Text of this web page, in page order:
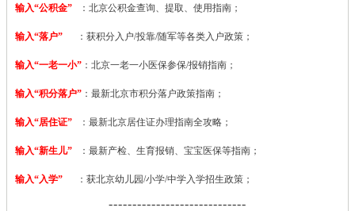
输入“公积金” ：北京公积金查询、提取、使用指南；
输入“落户” ：获积分入户/投靠/随军等各类入户政策；
输入“一老一小” ：北京一老一小医保参保/报销指南；
输入“积分落户” ：最新北京市积分落户政策指南；
输入“居住证” ：最新北京居住证办理指南全攻略；
输入“新生儿” ：最新产检、生育报销、宝宝医保等指南；
输入“入学” ：获北京幼儿园/小学/中学入学招生政策；
-----------------------------